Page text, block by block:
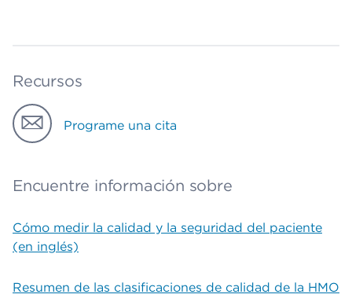
Recursos
Programe una cita
Encuentre información sobre
Cómo medir la calidad y la seguridad del paciente
(en inglés)
Resumen de las clasificaciones de calidad de la HMO